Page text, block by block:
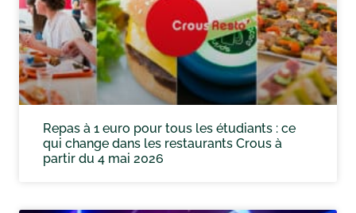
Repas à 1 euro pour tous les étudiants : ce
qui change dans les restaurants Crous à
partir du 4 mai 2026